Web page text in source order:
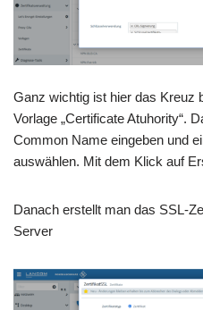
Ganz wichtig ist hier das Kreuz
Vorlage „Certificate Atuhority“.
Common Name eingeben und
auswählen. Mit dem Klick auf
Danach erstellt man das SSL-
Server